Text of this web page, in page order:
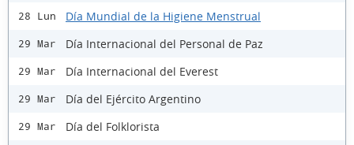
28 Lun Día Mundial de la Higiene Menstrual
29 Mar Día Internacional del Personal de Paz
29 Mar Día Internacional del Everest
29 Mar Día del Ejército Argentino
29 Mar Día del Folklorista